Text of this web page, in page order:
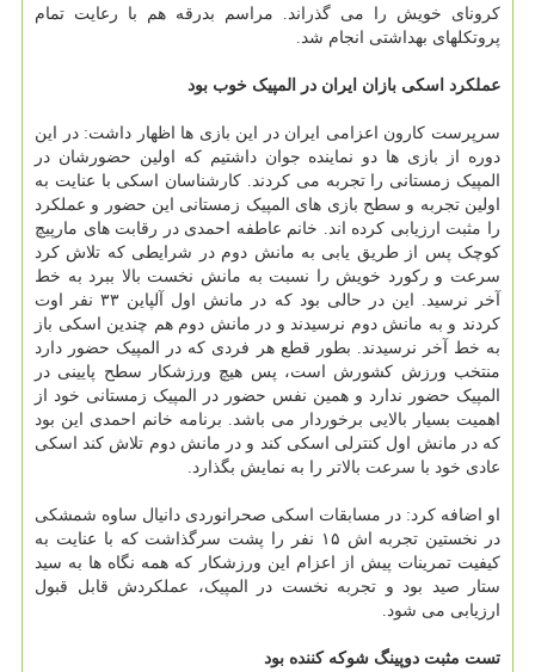
کرونای خویش را می گذراند. مراسم بدرقه هم با رعایت تمام
پروتکلهای بهداشتی انجام شد.
عملکرد اسکی بازان ایران در المپیک خوب بود
سرپرست کارون اعزامی ایران در این بازی ها اظهار داشت: در این
دوره از بازی ها دو نماینده جوان داشتیم که اولین حضورشان در
المپیک زمستانی را تجربه می کردند. کارشناسان اسکی با عنایت به
اولین تجربه و سطح بازی های المپیک زمستانی این حضور و عملکرد
را مثبت ارزیابی کرده اند. خانم عاطفه احمدی در رقابت های مارپیچ
کوچک پس از طریق یابی به مانش دوم در شرایطی که تلاش کرد
سرعت و رکورد خویش را نسبت به مانش نخست بالا ببرد به خط
آخر نرسید. این در حالی بود که در مانش اول آلپاین ۳۳ نفر اوت
کردند و به مانش دوم نرسیدند و در مانش دوم هم چندین اسکی باز
به خط آخر نرسیدند. بطور قطع هر فردی که در المپیک حضور دارد
منتخب ورزش کشورش است، پس هیچ ورزشکار سطح پایینی در
المپیک حضور ندارد و همین نفس حضور در المپیک زمستانی خود از
اهمیت بسیار بالایی برخوردار می باشد. برنامه خانم احمدی این بود
که در مانش اول کنترلی اسکی کند و در مانش دوم تلاش کند اسکی
عادی خود با سرعت بالاتر را به نمایش بگذارد.
او اضافه کرد: در مسابقات اسکی صحرانوردی دانیال ساوه شمشکی
در نخستین تجربه اش ۱۵ نفر را پشت سرگذاشت که با عنایت به
کیفیت تمرینات پیش از اعزام این ورزشکار که همه نگاه ها به سید
ستار صید بود و تجربه نخست در المپیک، عملکردش قابل قبول
ارزیابی می شود.
تست مثبت دوپینگ شوکه کننده بود